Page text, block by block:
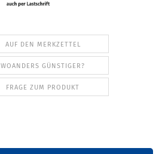
AUF DEN MERKZETTEL
WOANDERS GÜNSTIGER?
FRAGE ZUM PRODUKT